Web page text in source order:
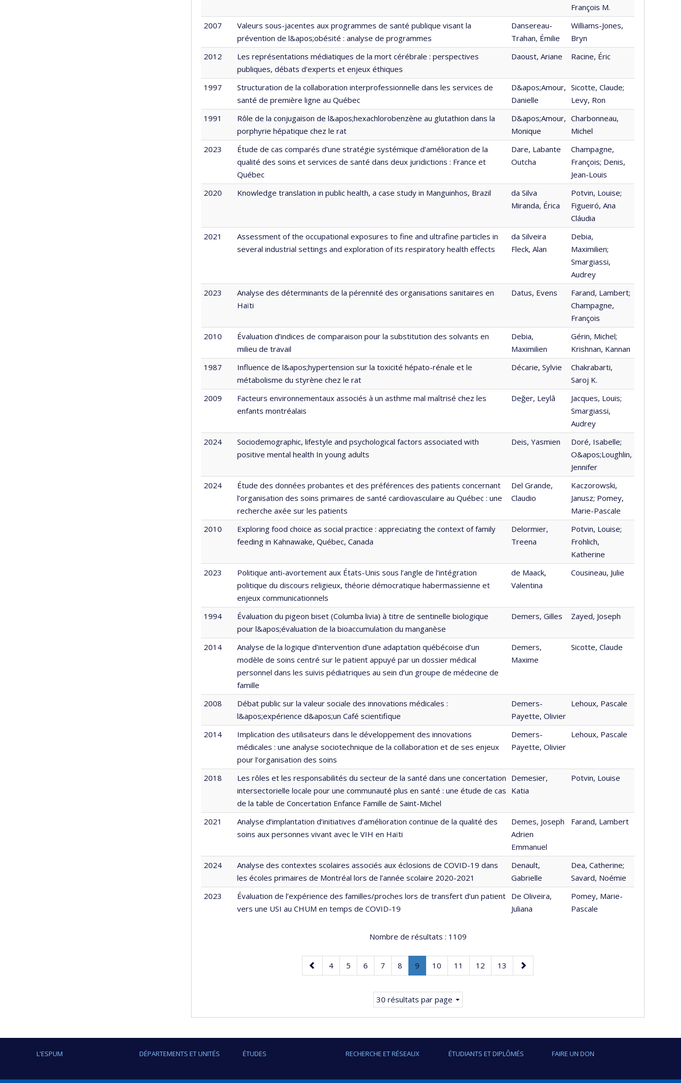
François M.
2007
Valeurs sous-jacentes aux programmes de santé publique visant la
prévention de l&apos;obésité : analyse de programmes
Dansereau-
Trahan, Émilie
Williams-Jones,
Bryn
2012
Les représentations médiatiques de la mort cérébrale : perspectives
publiques, débats d’experts et enjeux éthiques
Daoust, Ariane Racine, Éric
1997
Structuration de la collaboration interprofessionnelle dans les services de
santé de première ligne au Québec
D&apos;Amour,
Danielle
Sicotte, Claude;
Levy, Ron
1991
Rôle de la conjugaison de l&apos;hexachlorobenzène au glutathion dans la
porphyrie hépatique chez le rat
D&apos;Amour,
Monique
Charbonneau,
Michel
2023
Étude de cas comparés d’une stratégie systémique d’amélioration de la
qualité des soins et services de santé dans deux juridictions : France et
Québec
Dare, Labante
Outcha
Champagne,
François; Denis,
Jean-Louis
2020
Knowledge translation in public health, a case study in Manguinhos, Brazil
da Silva
Miranda, Érica
Potvin, Louise;
Figueiró, Ana
Cláudia
2021
Assessment of the occupational exposures to fine and ultrafine particles in
several industrial settings and exploration of its respiratory health effects
da Silveira
Fleck, Alan
Debia,
Maximilien;
Smargiassi,
Audrey
2023
Analyse des déterminants de la pérennité des organisations sanitaires en
Haïti
Datus, Evens
Farand, Lambert;
Champagne,
François
2010
Évaluation d’indices de comparaison pour la substitution des solvants en
milieu de travail
Debia,
Maximilien
Gérin, Michel;
Krishnan, Kannan
1987
Influence de l&apos;hypertension sur la toxicité hépato-rénale et le
métabolisme du styrène chez le rat
Décarie, Sylvie
Chakrabarti,
Saroj K.
2009
Facteurs environnementaux associés à un asthme mal maîtrisé chez les
enfants montréalais
Değer, Leylâ
Jacques, Louis;
Smargiassi,
Audrey
2024
Sociodemographic, lifestyle and psychological factors associated with
positive mental health In young adults
Deis, Yasmien
Doré, Isabelle;
O&apos;Loughlin,
Jennifer
2024
Étude des données probantes et des préférences des patients concernant
l’organisation des soins primaires de santé cardiovasculaire au Québec : une
recherche axée sur les patients
Del Grande,
Claudio
Kaczorowski,
Janusz; Pomey,
Marie-Pascale
2010
Exploring food choice as social practice : appreciating the context of family
feeding in Kahnawake, Québec, Canada
Delormier,
Treena
Potvin, Louise;
Frohlich,
Katherine
2023
Politique anti-avortement aux États-Unis sous l’angle de l’intégration
politique du discours religieux, théorie démocratique habermassienne et
enjeux communicationnels
de Maack,
Valentina
Cousineau, Julie
1994
Évaluation du pigeon biset (Columba livia) à titre de sentinelle biologique
pour l&apos;évaluation de la bioaccumulation du manganèse
Demers, Gilles Zayed, Joseph
2014
Analyse de la logique d’intervention d’une adaptation québécoise d’un
modèle de soins centré sur le patient appuyé par un dossier médical
personnel dans les suivis pédiatriques au sein d’un groupe de médecine de
famille
Demers,
Maxime
Sicotte, Claude
2008
Débat public sur la valeur sociale des innovations médicales :
l&apos;expérience d&apos;un Café scientifique
Demers-
Payette, Olivier
Lehoux, Pascale
2014
Implication des utilisateurs dans le développement des innovations
médicales : une analyse sociotechnique de la collaboration et de ses enjeux
pour l’organisation des soins
Demers-
Payette, Olivier
Lehoux, Pascale
2018
Les rôles et les responsabilités du secteur de la santé dans une concertation
intersectorielle locale pour une communauté plus en santé : une étude de cas
de la table de Concertation Enfance Famille de Saint-Michel
Demesier,
Katia
Potvin, Louise
2021
Analyse d’implantation d’initiatives d’amélioration continue de la qualité des
soins aux personnes vivant avec le VIH en Haïti
Demes, Joseph
Adrien
Emmanuel
Farand, Lambert
2024
Analyse des contextes scolaires associés aux éclosions de COVID-19 dans
les écoles primaires de Montréal lors de l’année scolaire 2020-2021
Denault,
Gabrielle
Dea, Catherine;
Savard, Noémie
2023
Évaluation de l’expérience des familles/proches lors de transfert d’un patient
vers une USI au CHUM en temps de COVID-19
De Oliveira,
Juliana
Pomey, Marie-
Pascale
Nombre de résultats : 1109
Page
précédente
Page
4 Page
5 Page
6 Page
7 Page
8 Page
9
Page
courante.
Page
10 Page
11 Page
12 Page
13
Page
suivante
30 résultats par page
L'ESPUM DÉPARTEMENTS ET UNITÉS ÉTUDES RECHERCHE ET RÉSEAUX ÉTUDIANTS ET DIPLÔMÉS FAIRE UN DON